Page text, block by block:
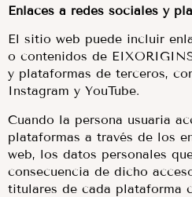
Enlaces a redes sociales y
El sitio web puede incluir
o contenidos de
y plataformas de terceros,
Instagram y YouTube.
Cuando la persona usuaria
plataformas a través de los
web, los datos personales
consecuencia de dicho
titulares de cada plataforma